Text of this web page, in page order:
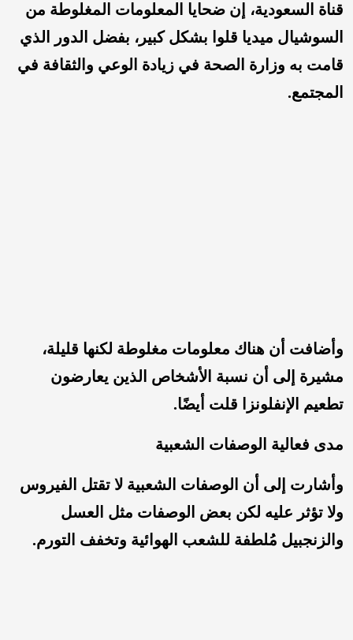
قناة السعودية، إن ضحايا المعلومات المغلوطة من
السوشيال ميديا قلوا بشكل كبير، بفضل الدور الذي
قامت به وزارة الصحة في زيادة الوعي والثقافة في
المجتمع.
وأضافت أن هناك معلومات مغلوطة لكنها قليلة،
مشيرة إلى أن نسبة الأشخاص الذين يعارضون
تطعيم الإنفلونزا قلت أيضًا.
مدى فعالية الوصفات الشعبية
وأشارت إلى أن الوصفات الشعبية لا تقتل الفيروس
ولا تؤثر عليه لكن بعض الوصفات مثل العسل
والزنجبيل مُلطفة للشعب الهوائية وتخفف التورم.